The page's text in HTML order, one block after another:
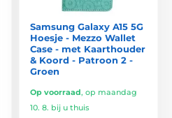
Samsung Galaxy A15 5G
Hoesje - Mezzo Wallet
Case - met Kaarthouder
& Koord - Patroon 2 -
Groen
Op voorraad, op maandag
10. 8. bij u thuis